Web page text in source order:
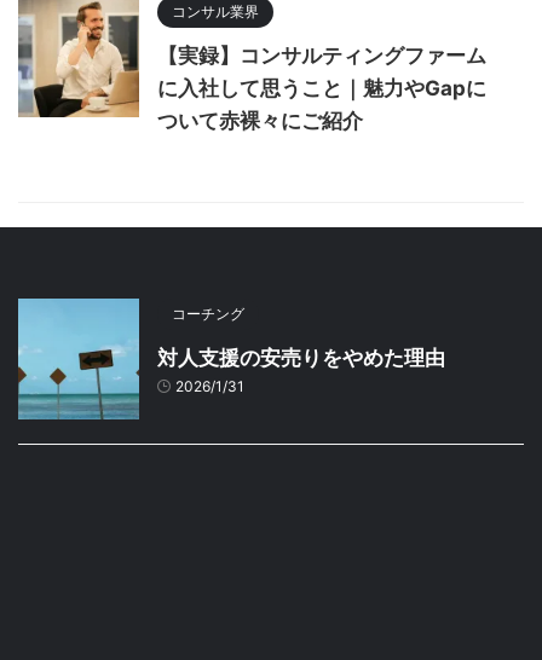
コンサル業界
【実録】コンサルティングファーム
に入社して思うこと｜魅力やGapに
ついて赤裸々にご紹介
コーチング
対人支援の安売りをやめた理由
2026/1/31